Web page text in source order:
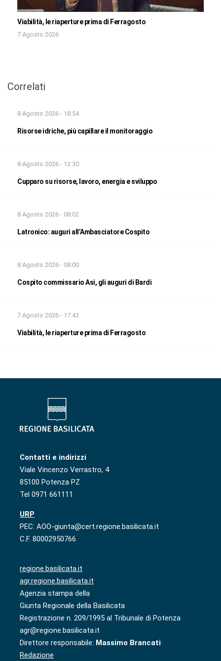
Viabilità, le riaperture prima di Ferragosto
7 Agosto 2026
Correlati
8 Agosto 2026 - 18:54
Risorse idriche, più capillare il monitoraggio
8 Agosto 2026 - 12:30
Cupparo su risorse, lavoro, energia e sviluppo
8 Agosto 2026 - 08:02
Latronico: auguri all’Ambasciatore Cospito
8 Agosto 2026 - 08:00
Cospito commissario Asi, gli auguri di Bardi
7 Agosto 2026 - 17:43
Viabilità, le riaperture prima di Ferragosto
Contatti e indirizzi
Viale Vincenzo Verrastro, 4
85100 Potenza PZ
Tel 0971 661111
URP
PEC: AOO-giunta@cert.regione.basilicata.it
C.F. 80002950766
regione.basilicata.it
agr.regione.basilicata.it
Agenzia stampa della
Giunta Regionale della Basilicata
Registrazione n. 209/1995 al Tribunale di Potenza
agr@regione.basilicata.it
Direttore responsabile: Massimo Brancati
Redazione